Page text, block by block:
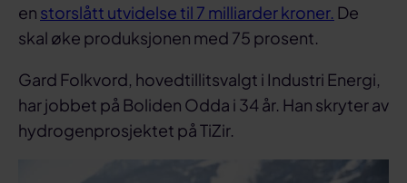
en storslått utvidelse til 7 milliarder kroner. De
skal øke produksjonen med 75 prosent.
Gard Folkvord, hovedtillitsvalgt i Industri Energi,
har jobbet på Boliden Odda i 34 år. Han skryter av
hydrogenprosjektet på TiZir.